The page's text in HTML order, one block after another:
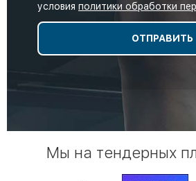
условия политики обработки
Мы на тендерных